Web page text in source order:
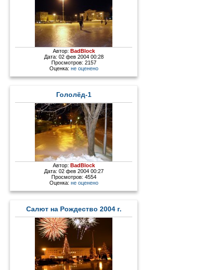
Автор: BadBlock
Дата: 02 фев 2004 00:28
Просмотров: 2157
Оценка: не оценено
Гололёд-1
Автор: BadBlock
Дата: 02 фев 2004 00:27
Просмотров: 4554
Оценка: не оценено
Салют на Рождество 2004 г.